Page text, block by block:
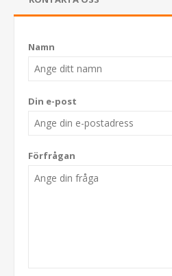
Namn
Din e-post
Förfrågan